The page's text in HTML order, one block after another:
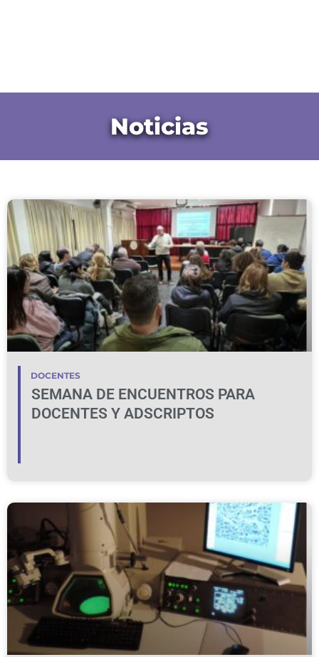
Noticias
DOCENTES
SEMANA DE ENCUENTROS PARA
DOCENTES Y ADSCRIPTOS